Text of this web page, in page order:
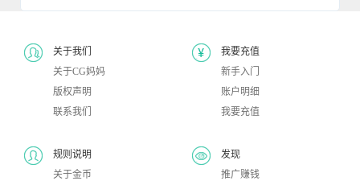
关于我们
关于CG妈妈
版权声明
联系我们
我要充值
新手入门
账户明细
我要充值
规则说明
关于金币
发现
推广赚钱